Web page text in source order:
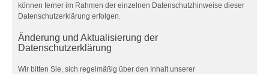
können ferner im Rahmen der einzelnen Datenschutzhinweise dieser
Datenschutzerklärung erfolgen.
Änderung und Aktualisierung der
Datenschutzerklärung
Wir bitten Sie, sich regelmäßig über den Inhalt unserer